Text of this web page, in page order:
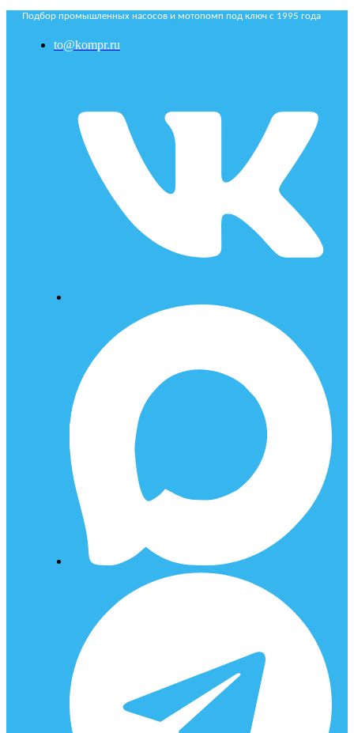
Подбор промышленных насосов и мотопомп под ключ с 1995 года
to@kompr.ru